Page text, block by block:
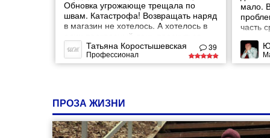
Обновка угрожающе трещала по
швам. Катастрофа! Возвращать наряд
в магазин не хотелось. А хотелось в
один прекрасный день проснуться
стройной.Татьяна Коростышевская
Профессионал
39
мало.
часть
ПРОЗА ЖИЗНИ